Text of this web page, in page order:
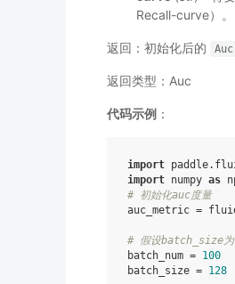
Recall-curve）。
返回：初始化后的 Auc
返回类型：Auc
代码示例 ：
import
import numpy as
# 初始化auc度量
auc_metric =
# 假设batch_size为
batch_num = 100
batch_size = 128